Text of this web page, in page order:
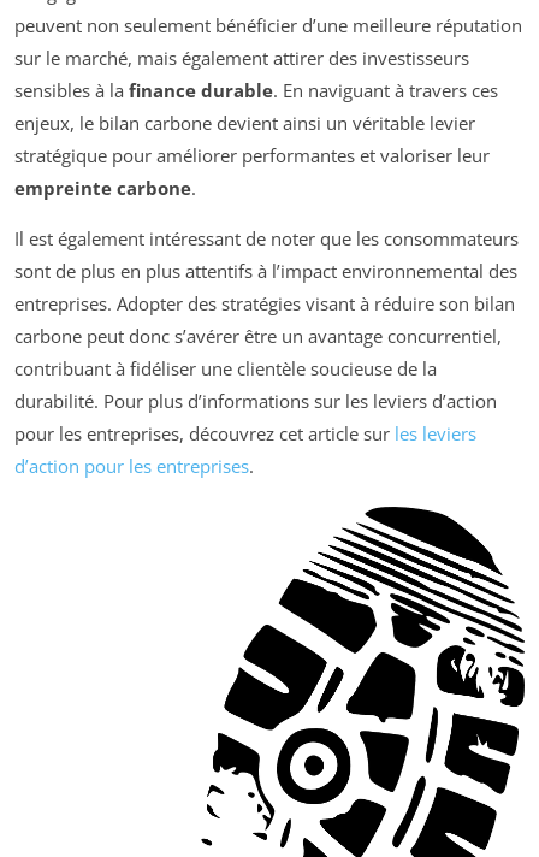
peuvent non seulement bénéficier d’une meilleure réputation
sur le marché, mais également attirer des investisseurs
sensibles à la finance durable. En naviguant à travers ces
enjeux, le bilan carbone devient ainsi un véritable levier
stratégique pour améliorer performantes et valoriser leur
empreinte carbone.
Il est également intéressant de noter que les consommateurs
sont de plus en plus attentifs à l’impact environnemental des
entreprises. Adopter des stratégies visant à réduire son bilan
carbone peut donc s’avérer être un avantage concurrentiel,
contribuant à fidéliser une clientèle soucieuse de la
durabilité. Pour plus d’informations sur les leviers d’action
pour les entreprises, découvrez cet article sur les leviers
d’action pour les entreprises.